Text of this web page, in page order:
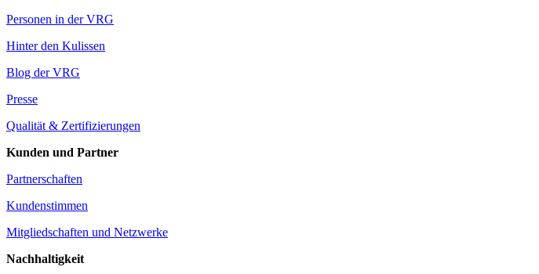
Personen in der VRG
Hinter den Kulissen
Blog der VRG
Presse
Qualität & Zertifizierungen
Kunden und Partner
Partnerschaften
Kundenstimmen
Mitgliedschaften und Netzwerke
Nachhaltigkeit